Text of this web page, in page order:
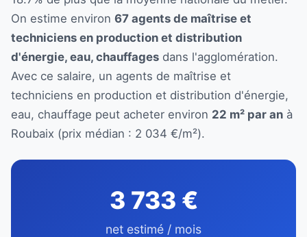
On estime environ 67 agents de maîtrise et
techniciens en production et distribution
d'énergie, eau, chauffages dans l'agglomération.
Avec ce salaire, un agents de maîtrise et
techniciens en production et distribution d'énergie,
eau, chauffage peut acheter environ 22 m² par an à
Roubaix (prix médian : 2 034 €/m²).
3 733 €
net estimé / mois